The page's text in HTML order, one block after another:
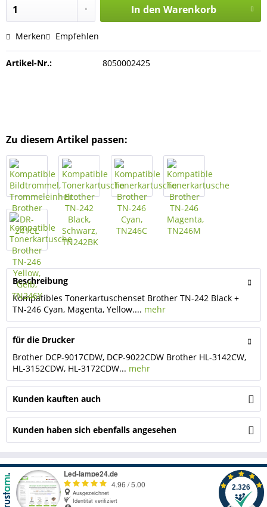
In den Warenkorb
Merken Empfehlen
Artikel-Nr.: 8050002425
Zu diesem Artikel passen:
Beschreibung
Kompatibles Tonerkartuschenset Brother TN-242 Black +
TN-246 Cyan, Magenta, Yellow.... mehr
für die Drucker
Brother DCP-9017CDW, DCP-9022CDW Brother HL-3142CW,
HL-3152CDW, HL-3172CDW... mehr
Kunden kauften auch
Kunden haben sich ebenfalls angesehen